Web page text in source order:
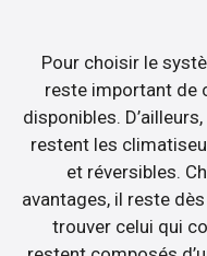
Pour choisir le
reste important de
disponibles.
restent les
et réversibles.
avantages, il reste
trouver celui qui